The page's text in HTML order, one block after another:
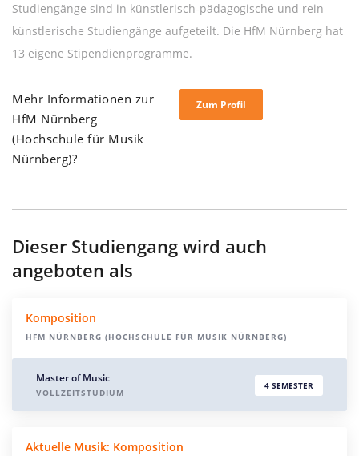
Studiengänge sind in künstlerisch-pädagogische und rein
künstlerische Studiengänge aufgeteilt. Die HfM Nürnberg hat
13 eigene Stipendienprogramme.
Mehr Informationen zur
HfM Nürnberg
(Hochschule für Musik
Nürnberg)?
Zum Profil
Dieser Studiengang wird auch
angeboten als
Komposition
HFM NÜRNBERG (HOCHSCHULE FÜR MUSIK NÜRNBERG)
Master of Music
VOLLZEITSTUDIUM
4 SEMESTER
Aktuelle Musik: Komposition